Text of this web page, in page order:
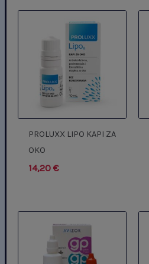
PROLUXX LIPO KAPI ZA
OKO
14,20 €